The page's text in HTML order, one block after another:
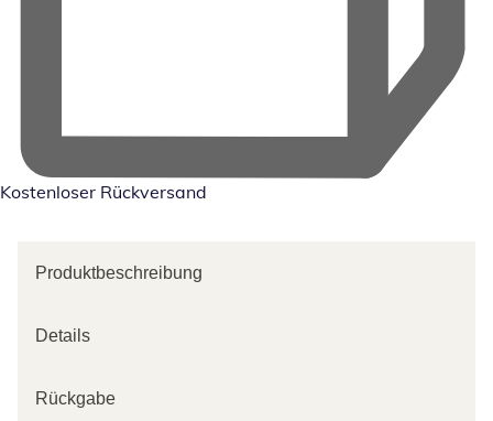
Kostenloser Rückversand
Produktbeschreibung
Details
Rückgabe